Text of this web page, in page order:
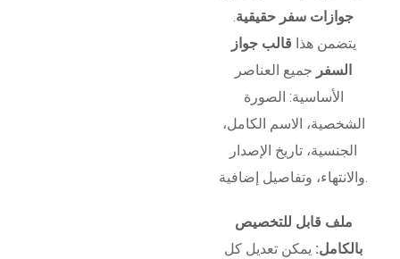
جوازات سفر حقيقية.
يتضمن هذا قالب جواز
السفر جميع العناصر
الأساسية: الصورة
الشخصية، الاسم الكامل،
الجنسية، تاريخ الإصدار
والانتهاء، وتفاصيل إضافية.
ملف قابل للتخصيص
بالكامل: يمكن تعديل كل